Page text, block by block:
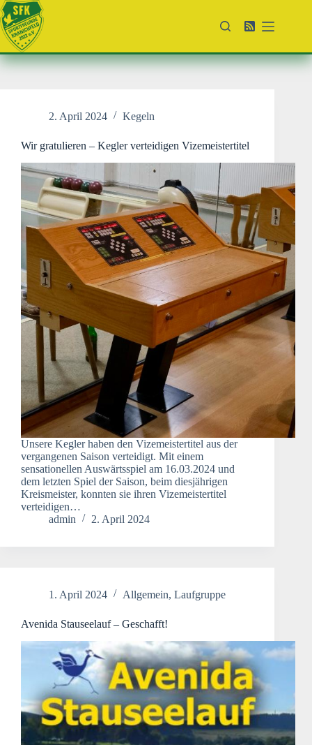
Zum
Inhalt
springen
2. April 2024 Kegeln
Wir gratulieren – Kegler verteidigen Vizemeistertitel
Unsere Kegler haben den Vizemeistertitel aus der
vergangenen Saison verteidigt. Mit einem
sensationellen Auswärtsspiel am 16.03.2024 und
dem letzten Spiel der Saison, beim diesjährigen
Kreismeister, konnten sie ihren Vizemeistertitel
verteidigen…
admin
2. April 2024
1. April 2024 Allgemein, Laufgruppe
Avenida Stauseelauf – Geschafft!